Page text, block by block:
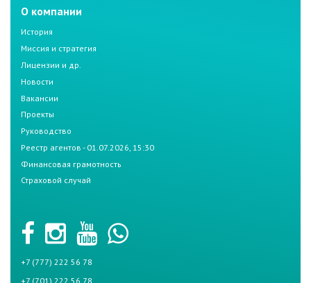
О компании
История
Миссия и стратегия
Лицензии и др.
Новости
Вакансии
Проекты
Руководство
Реестр агентов - 01.07.2026, 15:30
Финансовая грамотность
Страховой случай
+7 (777) 222 56 78
+7 (701) 222 56 78